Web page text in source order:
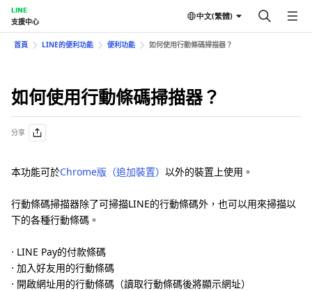
LINE
支援中心
中文(繁體)
首頁 LINE的便利功能 便利功能 如何使用行動條碼掃描器？
如何使用行動條碼掃描器？
分享
本功能可於Chrome版（追加裝置） 以外的裝置上使用。
行動條碼掃描器除了可掃描LINE的行動條碼外，也可以用來掃描以
下的各種行動條碼。
⋅ LINE Pay的付款條碼
⋅ 加入好友用的行動條碼
⋅ 開啟網址用的行動條碼（讀取行動條碼後將顯示網址）